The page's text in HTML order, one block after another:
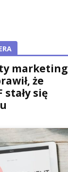
marketing
że
stały się